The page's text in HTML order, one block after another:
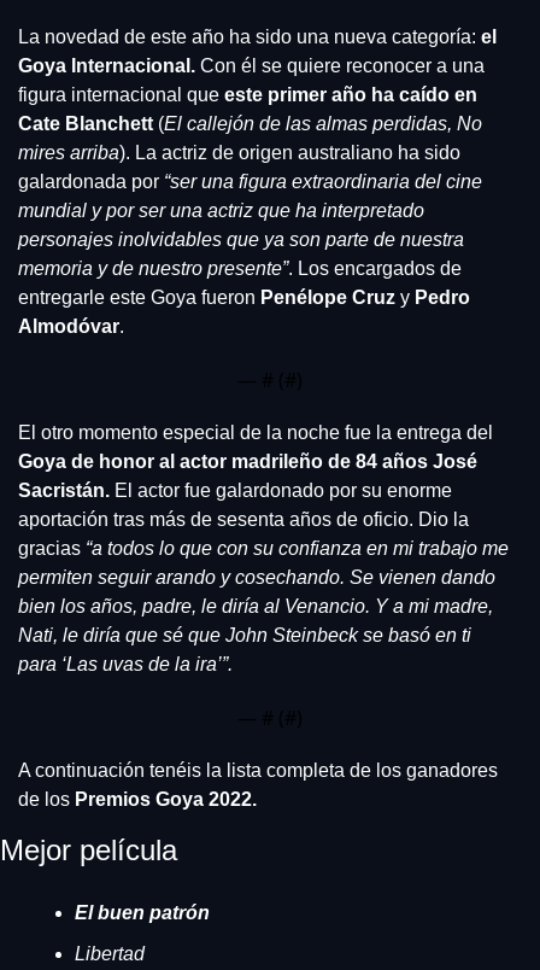
La novedad de este año ha sido una nueva categoría: el
Goya Internacional. Con él se quiere reconocer a una
figura internacional que este primer año ha caído en
Cate Blanchett (El callejón de las almas perdidas, No
mires arriba). La actriz de origen australiano ha sido
galardonada por “ser una figura extraordinaria del cine
mundial y por ser una actriz que ha interpretado
personajes inolvidables que ya son parte de nuestra
memoria y de nuestro presente”. Los encargados de
entregarle este Goya fueron Penélope Cruz y Pedro
Almodóvar.
— # (#)
Goya de honor al actor madrileño de 84 años José
Sacristán. El actor fue galardonado por su enorme
aportación tras más de sesenta años de oficio. Dio la
gracias “a todos lo que con su confianza en mi trabajo me
permiten seguir arando y cosechando. Se vienen dando
bien los años, padre, le diría al Venancio. Y a mi madre,
Nati, le diría que sé que John Steinbeck se basó en ti
para ‘Las uvas de la ira’”.
— # (#)
A continuación tenéis la lista completa de los ganadores
de los Premios Goya 2022.
Mejor película
El buen patrón
Libertad